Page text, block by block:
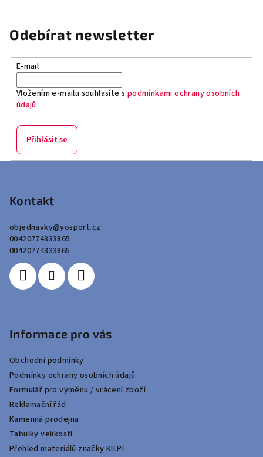
Odebírat newsletter
E-mail
Vložením e-mailu souhlasíte s podmínkami ochrany osobních
údajů
Přihlásit se
Kontakt
objednavky@yosport.cz
00420774333865
00420774333865
Informace pro vás
Obchodní podmínky
Podmínky ochrany osobních údajů
Formulář pro výměnu / vrácení zboží
Reklamační řád
Kamenná prodejna
Tabulky velikostí
Přehled materiálů značky KILPI